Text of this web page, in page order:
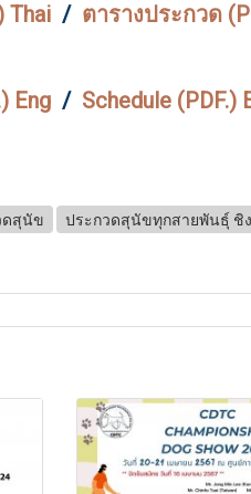
Thai / ตารางประกวด
Eng / Schedule (PDF.)
ดสุนัข ประกวดสุนัขทุกสายพันธุ์ ชิ